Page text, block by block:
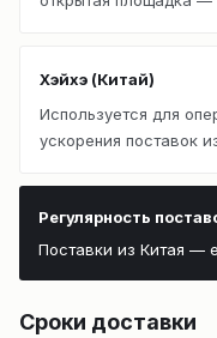
Хэйхэ (Китай)
Используется для
ускорения поставок
Регулярность
Поставки из Китая —
Сроки доставки